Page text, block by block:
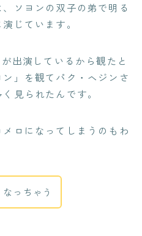
ソヨンの双子の弟で明る
じています。
出演しているから観たと
」を観てパク・ヘジンさ
見られたんです。
ロになってしまうのもわ
っちゃう